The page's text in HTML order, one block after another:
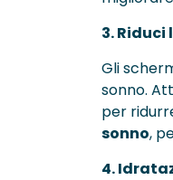
3. Riduci
Gli
sonno.
per
sonno,
4.